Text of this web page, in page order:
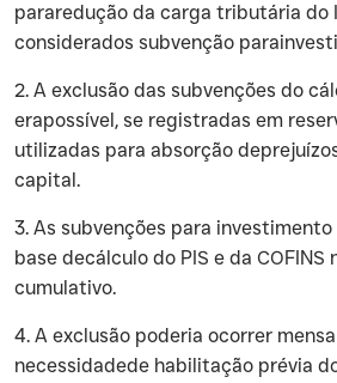
pararedução da carga tributária do
considerados subvenção
‍2. A exclusão das subvenções do
erapossível, se registradas em
utilizadas para absorção
capital.
‍3. As subvenções para
base decálculo do PIS e da COFINS
cumulativo.
‍4. A exclusão poderia ocorrer
necessidadede habilitação prévia